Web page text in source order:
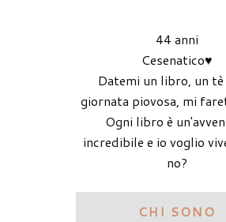
44 anni
Cesenatico♥
Datemi un libro, un tè
giornata piovosa, mi
Ogni libro è
incredibile e io voglio
no?
CHI SONO